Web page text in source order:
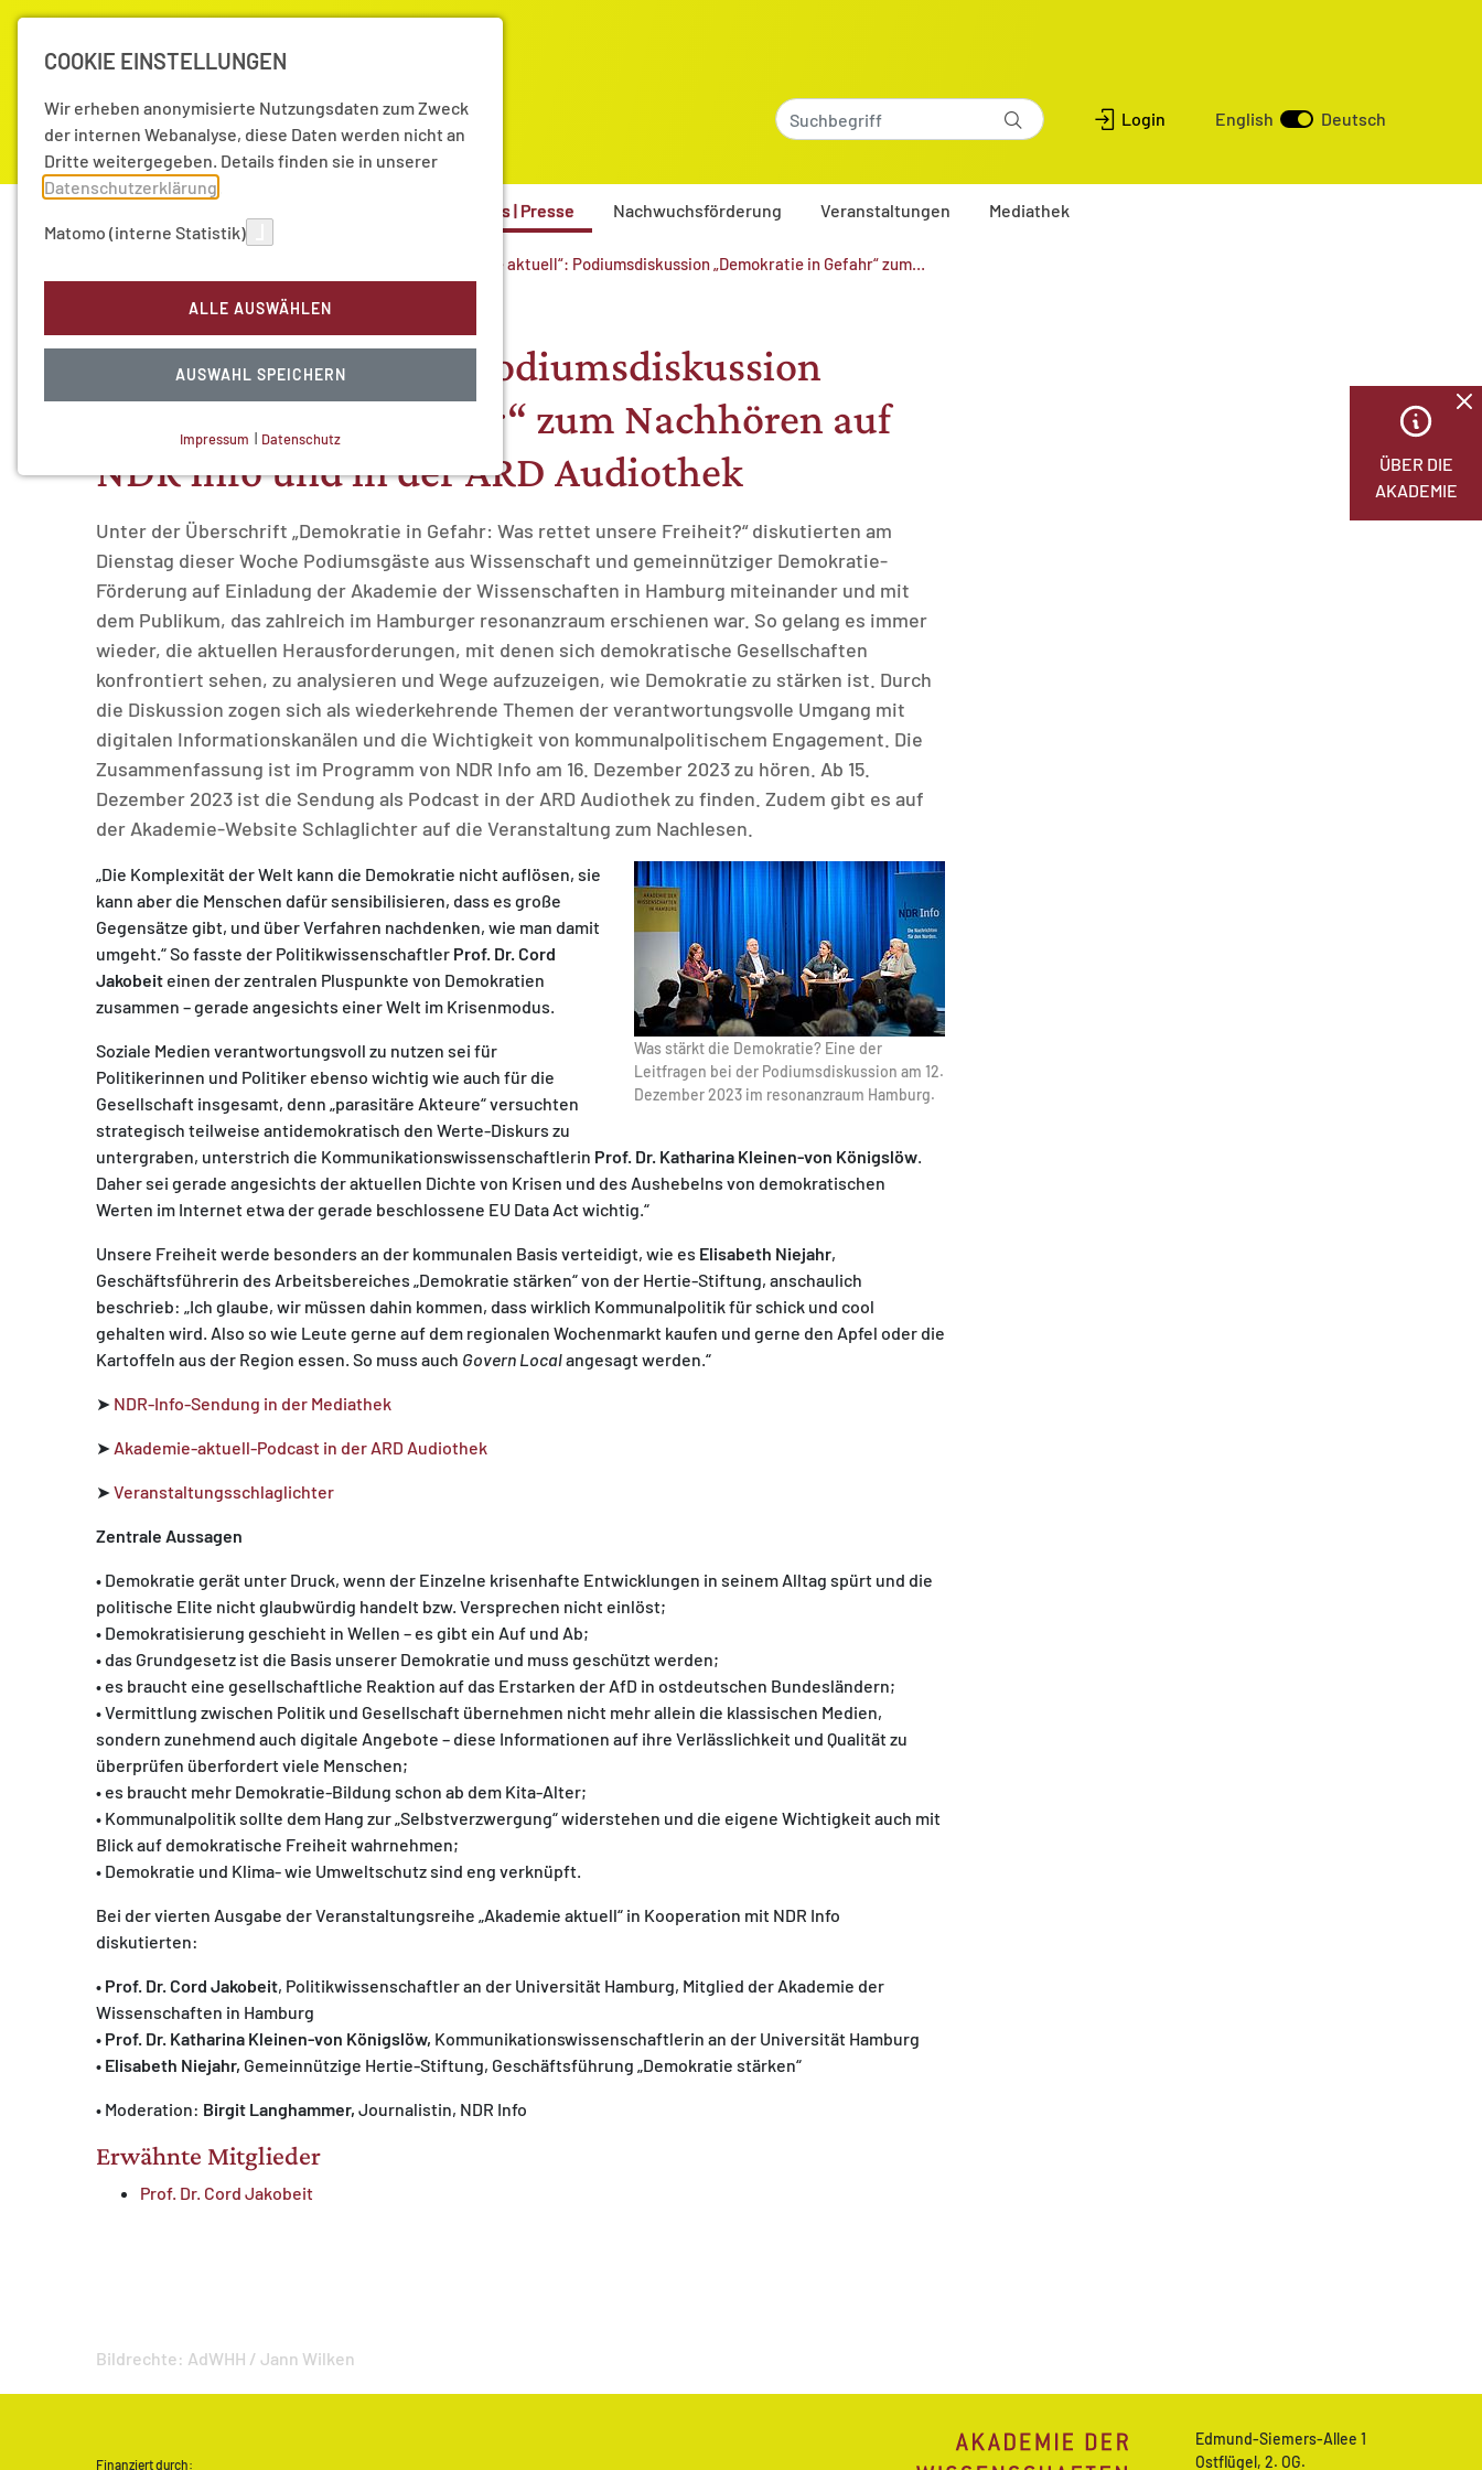
Login English Deutsch
Aktuelles | Presse Nachwuchsförderung Veranstaltungen Mediathek
„Akademie aktuell“: Podiumsdiskussion „Demokratie in Gefahr“ zum…
| Aktuelle Nachrichten
„Akademie aktuell“: Podiumsdiskussion
„Demokratie in Gefahr“ zum Nachhören auf
NDR Info und in der ARD Audiothek
Unter der Überschrift „Demokratie in Gefahr: Was rettet unsere Freiheit?“ diskutierten am
Dienstag dieser Woche Podiumsgäste aus Wissenschaft und gemeinnütziger Demokratie-
Förderung auf Einladung der Akademie der Wissenschaften in Hamburg miteinander und mit
dem Publikum, das zahlreich im Hamburger resonanzraum erschienen war. So gelang es immer
wieder, die aktuellen Herausforderungen, mit denen sich demokratische Gesellschaften
konfrontiert sehen, zu analysieren und Wege aufzuzeigen, wie Demokratie zu stärken ist. Durch
die Diskussion zogen sich als wiederkehrende Themen der verantwortungsvolle Umgang mit
digitalen Informationskanälen und die Wichtigkeit von kommunalpolitischem Engagement. Die
Zusammenfassung ist im Programm von NDR Info am 16. Dezember 2023 zu hören. Ab 15.
Dezember 2023 ist die Sendung als Podcast in der ARD Audiothek zu finden. Zudem gibt es auf
der Akademie-Website Schlaglichter auf die Veranstaltung zum Nachlesen.
Was stärkt die Demokratie? Eine der
Leitfragen bei der Podiumsdiskussion am 12.
Dezember 2023 im resonanzraum Hamburg.
„Die Komplexität der Welt kann die Demokratie nicht auflösen, sie
kann aber die Menschen dafür sensibilisieren, dass es große
Gegensätze gibt, und über Verfahren nachdenken, wie man damit
umgeht.“ So fasste der Politikwissenschaftler Prof. Dr. Cord
Jakobeit einen der zentralen Pluspunkte von Demokratien
zusammen – gerade angesichts einer Welt im Krisenmodus.
Soziale Medien verantwortungsvoll zu nutzen sei für
Politikerinnen und Politiker ebenso wichtig wie auch für die
Gesellschaft insgesamt, denn „parasitäre Akteure“ versuchten
strategisch teilweise antidemokratisch den Werte-Diskurs zu
untergraben, unterstrich die Kommunikationswissenschaftlerin Prof. Dr. Katharina Kleinen-von Königslöw.
Daher sei gerade angesichts der aktuellen Dichte von Krisen und des Aushebelns von demokratischen
Werten im Internet etwa der gerade beschlossene EU Data Act wichtig.“
Unsere Freiheit werde besonders an der kommunalen Basis verteidigt, wie es Elisabeth Niejahr,
Geschäftsführerin des Arbeitsbereiches „Demokratie stärken“ von der Hertie-Stiftung, anschaulich
beschrieb: „Ich glaube, wir müssen dahin kommen, dass wirklich Kommunalpolitik für schick und cool
gehalten wird. Also so wie Leute gerne auf dem regionalen Wochenmarkt kaufen und gerne den Apfel oder die
Kartoffeln aus der Region essen. So muss auch Govern Localangesagt werden.“
➤ NDR-Info-Sendung in der Mediathek
➤ Akademie-aktuell-Podcast in der ARD Audiothek
➤ Veranstaltungsschlaglichter
Zentrale Aussagen
• Demokratie gerät unter Druck, wenn der Einzelne krisenhafte Entwicklungen in seinem Alltag spürt und die
politische Elite nicht glaubwürdig handelt bzw. Versprechen nicht einlöst;
• Demokratisierung geschieht in Wellen – es gibt ein Auf und Ab;
• das Grundgesetz ist die Basis unserer Demokratie und muss geschützt werden;
• es braucht eine gesellschaftliche Reaktion auf das Erstarken der AfD in ostdeutschen Bundesländern;
• Vermittlung zwischen Politik und Gesellschaft übernehmen nicht mehr allein die klassischen Medien,
sondern zunehmend auch digitale Angebote – diese Informationen auf ihre Verlässlichkeit und Qualität zu
überprüfen überfordert viele Menschen;
• es braucht mehr Demokratie-Bildung schon ab dem Kita-Alter;
• Kommunalpolitik sollte dem Hang zur „Selbstverzwergung“ widerstehen und die eigene Wichtigkeit auch mit
Blick auf demokratische Freiheit wahrnehmen;
• Demokratie und Klima- wie Umweltschutz sind eng verknüpft.
Bei der vierten Ausgabe der Veranstaltungsreihe „Akademie aktuell“ in Kooperation mit NDR Info
diskutierten:
• Prof. Dr. Cord Jakobeit, Politikwissenschaftler an der Universität Hamburg, Mitglied der Akademie der
Wissenschaften in Hamburg
• Prof. Dr. Katharina Kleinen-von Königslöw, Kommunikationswissenschaftlerin an der Universität Hamburg
• Elisabeth Niejahr, Gemeinnützige Hertie-Stiftung, Geschäftsführung „Demokratie stärken“
• Moderation: Birgit Langhammer, Journalistin, NDR Info
Erwähnte Mitglieder
Prof. Dr. Cord Jakobeit
Bildrechte: AdWHH / Jann Wilken
Finanziert durch:
Edmund-Siemers-Allee 1
Ostflügel, 2. OG.
ÜBER DIE
AKADEMIE
COOKIE EINSTELLUNGEN
Wir erheben anonymisierte Nutzungsdaten zum Zweck
der internen Webanalyse, diese Daten werden nicht an
Dritte weitergegeben. Details finden sie in unserer
Datenschutzerklärung
Matomo (interne Statistik)
ALLE AUSWÄHLEN
AUSWAHL SPEICHERN
Technisch notwendig.
MATOMO (INTERNE STATISTIK)
Statistik Cookies erfassen Informationen anonym.
Diese Informationen helfen uns zu verstehen, wie
unsere Besucher unsere Website nutzen.
Matomo
Impressum | Datenschutz